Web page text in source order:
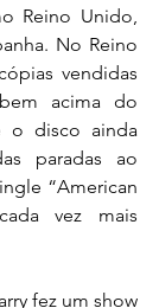
Reino Unido,
No Reino
vendidas
acima do
o disco ainda
paradas ao
“American
vez mais
fez um show